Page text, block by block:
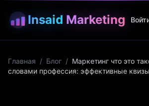
Insaid Marketing
Главная / Блог / Маркетинг что это
словами профессия: эффективные